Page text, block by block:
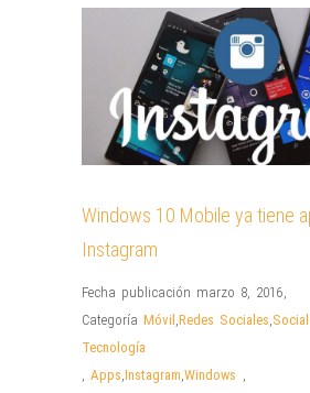
Windows 10 Mobile ya tiene
Instagram
Fecha publicación marzo 8, 2016
Categoría Móvil Redes Sociales
Tecnología
Apps Instagram Windows